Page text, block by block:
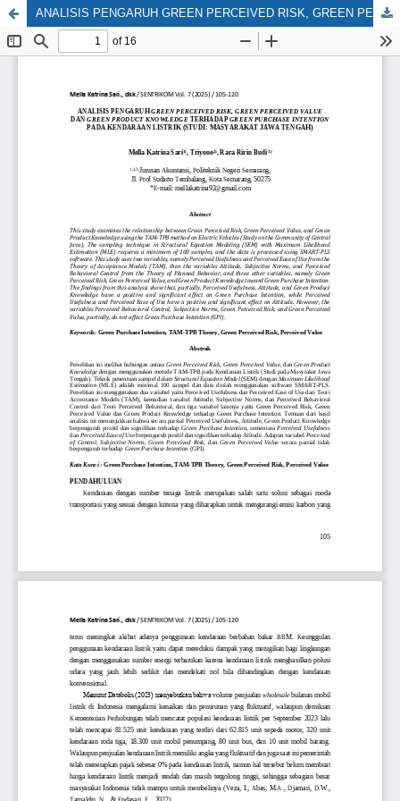
ANALISIS PENGARUH GREEN PERCEIVED RISK, GREEN PERCEIVED VALUE DAN GREEN PRODUCT KNOWLEDGE TERHADAP GREEN PURCHASE INTENTION PADA KENDARAAN LISTRIK (STUDI: MASYARAKAT JAWA TENGAH)